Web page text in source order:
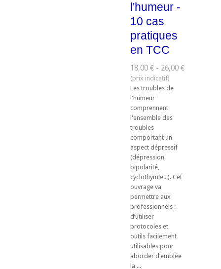
l'humeur -
10 cas
pratiques
en TCC
18,00 € - 26,00 €
Les troubles de
l'humeur
comprennent
l'ensemble des
troubles
comportant un
aspect dépressif
(dépression,
bipolarité,
cyclothymie...). Cet
ouvrage va
permettre aux
professionnels :
d’utiliser
protocoles et
outils facilement
utilisables pour
aborder d’emblée
la ...